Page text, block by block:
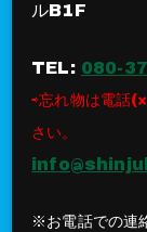
ルB1F
TEL: 080-
⇨忘れ物は電話
さい。
※お電話での連